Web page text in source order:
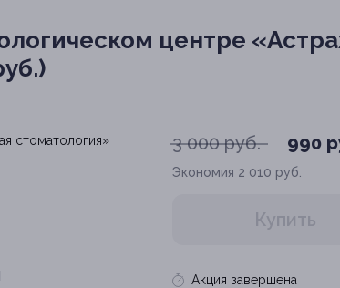
центре
3 000 руб. 990
Экономия 2 010 руб.
Купить
Акция завершена